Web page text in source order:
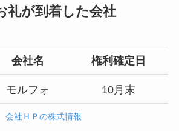
礼が到着した会社
会社名 権利確定日
モルフォ 10月末
会社ＨＰの株式情報